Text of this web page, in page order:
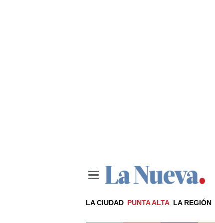
LA CIUDAD PUNTA ALTA LA REGIÓN